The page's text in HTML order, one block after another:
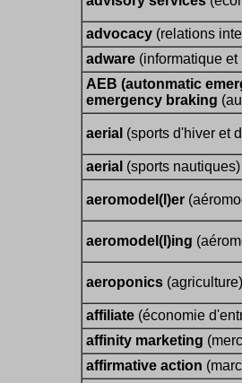
advocacy (relations
adware (informatique et
AEB (autonmatic
emergency braking
aerial (sports d'hiver et
aerial (sports nautiques)
aeromodel(l)er
aeromodel(l)ing
aeroponics (agriculture)
affiliate (économie
affinity marketing
affirmative action